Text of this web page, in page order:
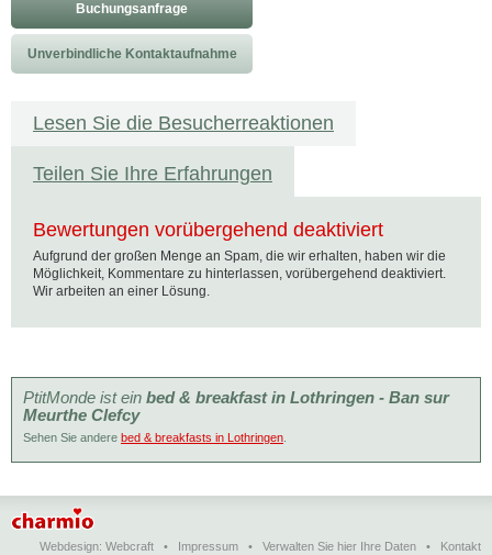
Buchungsanfrage
Unverbindliche Kontaktaufnahme
Lesen Sie die Besucherreaktionen
Teilen Sie Ihre Erfahrungen
Bewertungen vorübergehend deaktiviert
Aufgrund der großen Menge an Spam, die wir erhalten, haben wir die
Möglichkeit, Kommentare zu hinterlassen, vorübergehend deaktiviert.
Wir arbeiten an einer Lösung.
PtitMonde ist ein bed & breakfast in Lothringen - Ban sur
Meurthe Clefcy
Sehen Sie andere bed & breakfasts in Lothringen
Webdesign: Webcraft • Impressum • Verwalten Sie hier Ihre Daten • Kontakt